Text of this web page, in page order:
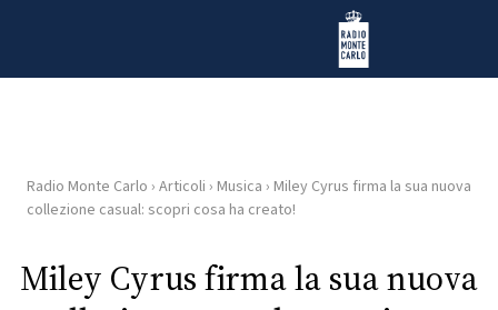
Radio Monte Carlo
HOME
RADIO
Radio Monte Carlo › Articoli › Musica › Miley Cyrus firma la sua nuova
collezione casual: scopri cosa ha creato!
Miley Cyrus firma la sua nuova